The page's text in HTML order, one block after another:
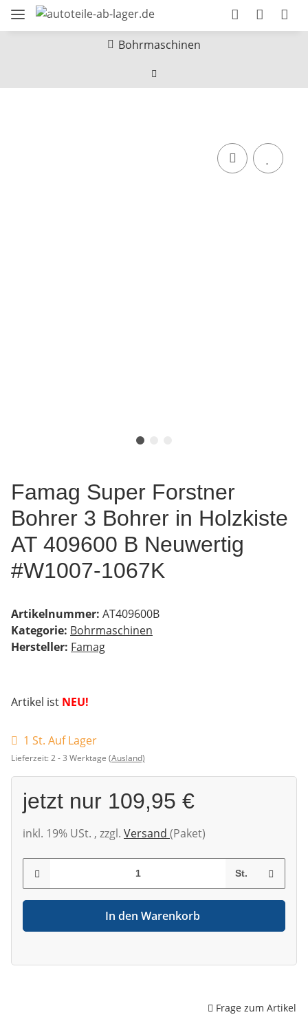
Bohrmaschinen
Famag Super Forstner
Bohrer 3 Bohrer in Holzkiste
AT 409600 B Neuwertig
#W1007-1067K
Artikelnummer: AT409600B
Kategorie: Bohrmaschinen
Hersteller: Famag
Artikel ist NEU!
1 St. Auf Lager
Lieferzeit:2 - 3 Werktage (Ausland)
jetzt nur 109,95 €
inkl. 19% USt. , zzgl. Versand (Paket)
St.
In den Warenkorb
Frage zum Artikel